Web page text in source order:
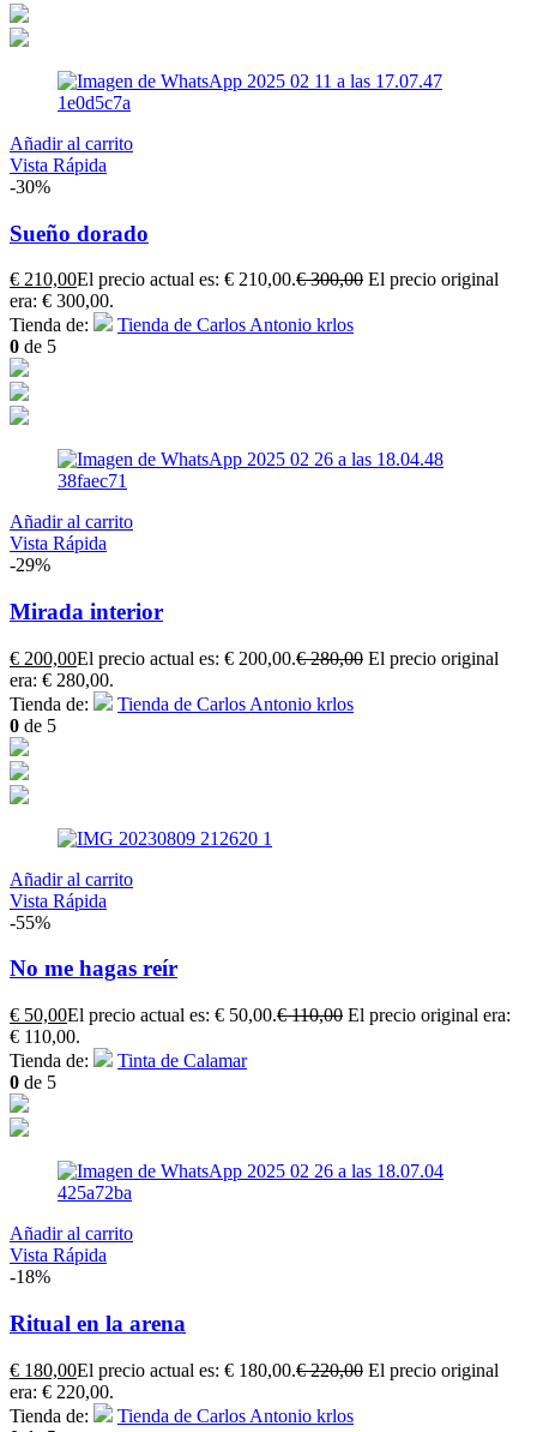
Añadir al carrito
Vista Rápida
-30%
Sueño dorado
€ 210,00El precio actual es: € 210,00.€300,00 El precio original
era: € 300,00.
Tienda de:
Tienda de Carlos Antonio krlos
0 de 5
Añadir al carrito
Vista Rápida
-29%
Mirada interior
€ 200,00El precio actual es: € 200,00.€280,00 El precio original
era: € 280,00.
Tienda de:
Tienda de Carlos Antonio krlos
0 de 5
Añadir al carrito
Vista Rápida
-55%
No me hagas reír
€ 50,00El precio actual es: € 50,00.€110,00 El precio original era:
€ 110,00.
Tienda de:
Tinta de Calamar
0 de 5
Añadir al carrito
Vista Rápida
-18%
Ritual en la arena
€ 180,00El precio actual es: € 180,00.€220,00 El precio original
era: € 220,00.
Tienda de:
Tienda de Carlos Antonio krlos